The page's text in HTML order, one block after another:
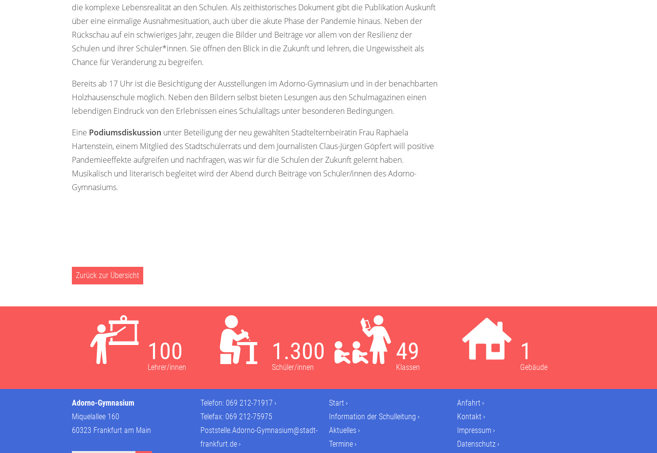
die komplexe Lebensrealität an den Schulen. Als zeithistorisches Dokument gibt die Publikation Auskunft
über eine einmalige Ausnahmesituation, auch über die akute Phase der Pandemie hinaus. Neben der
Rückschau auf ein schwieriges Jahr, zeugen die Bilder und Beiträge vor allem von der Resilienz der
Schulen und ihrer Schüler*innen. Sie öffnen den Blick in die Zukunft und lehren, die Ungewissheit als
Chance für Veränderung zu begreifen.
Bereits ab 17 Uhr ist die Besichtigung der Ausstellungen im Adorno-Gymnasium und in der benachbarten
Holzhausenschule möglich. Neben den Bildern selbst bieten Lesungen aus den Schulmagazinen einen
lebendigen Eindruck von den Erlebnissen eines Schulalltags unter besonderen Bedingungen.
Eine Podiumsdiskussion unter Beteiligung der neu gewählten Stadtelternbeirätin Frau Raphaela
Hartenstein, einem Mitglied des Stadtschülerrats und dem Journalisten Claus-Jürgen Göpfert will positive
Pandemieeffekte aufgreifen und nachfragen, was wir für die Schulen der Zukunft gelernt haben.
Musikalisch und literarisch begleitet wird der Abend durch Beiträge von Schüler/innen des Adorno-
Gymnasiums.
Zurück zur Übersicht
100
Lehrer/innen
1.300
Schüler/innen
49
Klassen
1
Gebäude
Adorno-Gymnasium
Miquelallee 160
60323 Frankfurt am Main
Telefon: 069 212-71917
Telefax: 069 212-75975
Poststelle.Adorno-Gymnasium@stadt-
frankfurt.de
Start
Information der Schulleitung
Aktuelles
Termine
Anfahrt
Kontakt
Impressum
Datenschutz